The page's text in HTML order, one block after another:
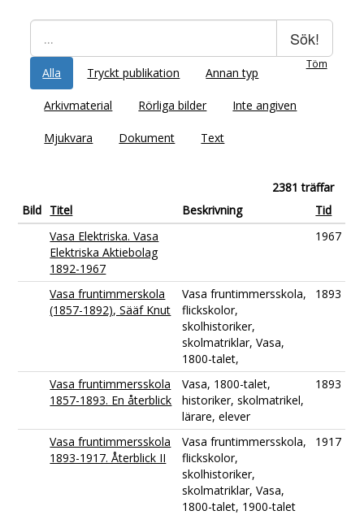
Sök!
Töm
Alla Tryckt publikation Annan typ
Arkivmaterial Rörliga bilder Inte angiven
Mjukvara Dokument Text
2381 träffar
Bild Titel Beskrivning
Tid
Vasa Elektriska. Vasa
Elektriska Aktiebolag
1892-1967
1967
Vasa fruntimmerskola
(1857-1892), Sääf Knut
Vasa fruntimmersskola,
flickskolor,
skolhistoriker,
skolmatriklar, Vasa,
1800-talet,
1893
Vasa fruntimmersskola
1857-1893. En återblick
Vasa, 1800-talet,
historiker, skolmatrikel,
lärare, elever
1893
Vasa fruntimmersskola
1893-1917. Återblick II
Vasa fruntimmersskola,
flickskolor,
skolhistoriker,
skolmatriklar, Vasa,
1800-talet, 1900-talet
1917